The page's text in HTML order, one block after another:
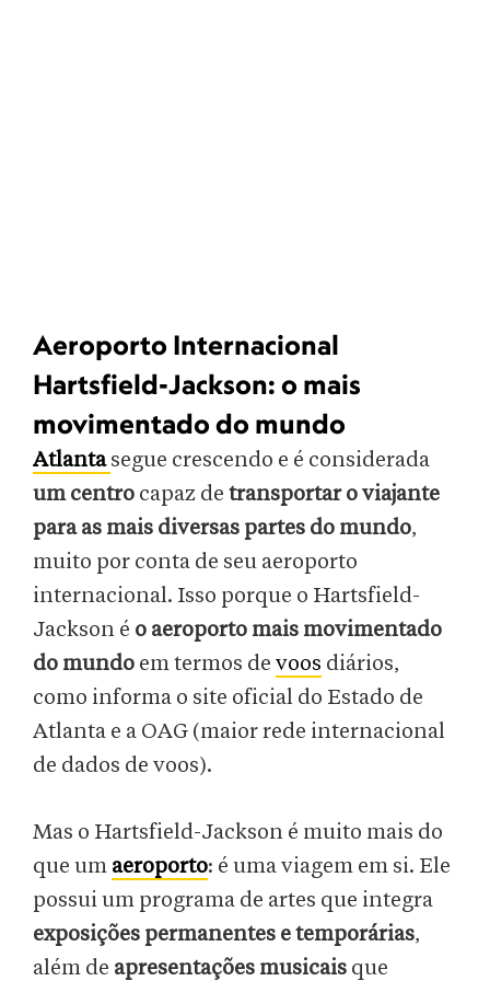
Aeroporto Internacional
Hartsfield-Jackson: o mais
movimentado do mundo
Atlantasegue crescendo e é considerada
um centro capaz de transportar o viajante
para as mais diversas partes do mundo,
muito por conta de seu aeroporto
internacional. Isso porque o Hartsfield-
Jackson é o aeroporto mais movimentado
do mundo em termos de voos diários,
como informa o site oficial do Estado de
Atlanta e a OAG (maior rede internacional
de dados de voos).
Mas o Hartsfield-Jackson é muito mais do
que um aeroporto: é uma viagem em si. Ele
possui um programa de artes que integra
exposições permanentes e temporárias,
além de apresentações musicais que